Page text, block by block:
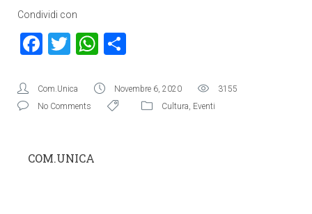
Condividi con
Facebook
TwitterWhatsApp
Com.Unica Novembre 6, 2020
3155
No Comments
Cultura, Eventi
COM.UNICA